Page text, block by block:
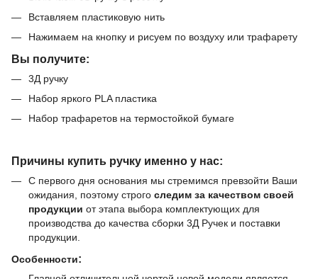
Вставляем пластиковую нить
Нажимаем на кнопку и рисуем по воздуху или трафарету
Вы получите:
3Д ручку
Набор яркого PLA пластика
Набор трафаретов на термостойкой бумаге
Причины купить ручку именно у нас:
С первого дня основания мы стремимся превзойти Ваши
ожидания, поэтому строго следим за качеством своей
продукции от этапа выбора комплектующих для
производства до качества сборки 3Д Ручек и поставки
продукции.
Особенности: